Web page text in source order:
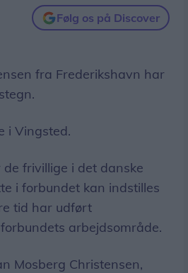
Følg os på Discover
fra Frederikshavn har
i Vingsted.
frivillige i det danske
i forbundet kan indstilles
tid har udført
arbejdsområde.
Mosberg Christensen,